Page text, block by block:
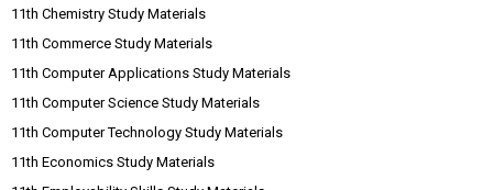
11th Chemistry Study Materials
11th Commerce Study Materials
11th Computer Applications Study Materials
11th Computer Science Study Materials
11th Computer Technology Study Materials
11th Economics Study Materials